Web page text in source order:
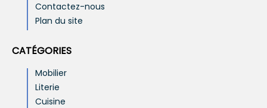
Contactez-nous
Plan du site
CATÉGORIES
Mobilier
Literie
Cuisine